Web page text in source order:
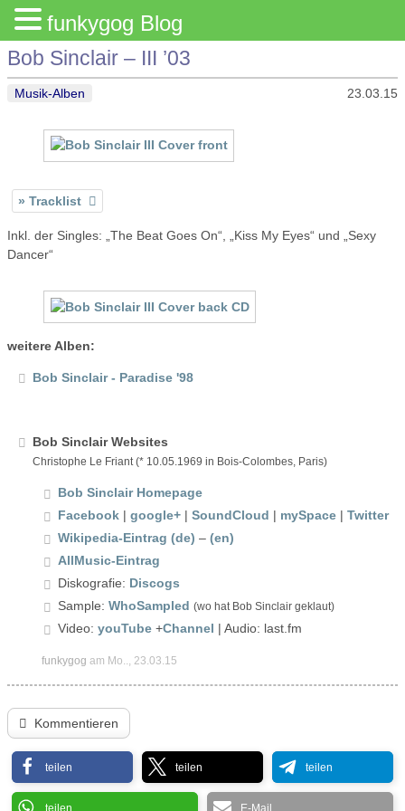
Bob Sinclair – III ’03
Musik-Alben 23.03.15
Tracklist
Inkl. der Singles: „The Beat Goes On“, „Kiss My Eyes“ und „Sexy
Dancer“
weitere Alben:
Bob Sinclair - Paradise '98
Bob Sinclair Websites
Christophe Le Friant (* 10.05.1969 in Bois-Colombes, Paris)
Bob Sinclair Homepage
Facebook | google+ | SoundCloud | mySpace | Twitter
Wikipedia-Eintrag (de) – (en)
AllMusic-Eintrag
Diskografie: Discogs
Sample: WhoSampled (wo hat Bob Sinclair geklaut)
Video: youTube +Channel | Audio: last.fm
funkygog am Mo.., 23.03.15
Kommentieren
teilen teilen teilen
teilen E-Mail
funkygog Blog